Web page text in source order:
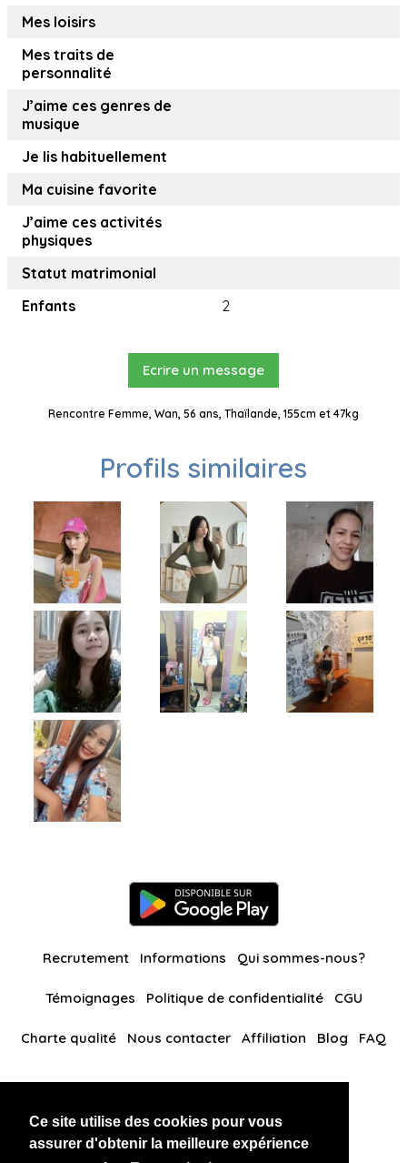
Ce site utilise des cookies pour vous
assurer d'obtenir la meilleure expérience
Mes loisirs
Mes traits de
personnalité
J’aime ces genres de
musique
Je lis habituellement
Ma cuisine favorite
J’aime ces activités
physiques
Statut matrimonial
Enfants
2
Ecrire un message
Rencontre Femme, Wan, 56 ans, Thaïlande, 155cm et 47kg
Profils similaires
Recrutement Informations Qui sommes-nous?
Témoignages Politique de confidentialité CGU
Charte qualité Nous contacter Affiliation Blog FAQ
BlackAndBeauties RussianKisses